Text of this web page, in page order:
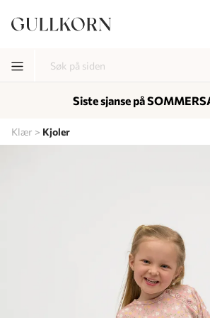
Lagt i kurven, utmerket valg!
Klær Kjoler
Siste sjanse på -
-
-